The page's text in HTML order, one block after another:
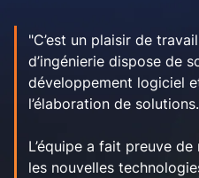
"C’est un plaisir de
d’ingénierie dispose de
développement logiciel
l’élaboration de solutions.
L’équipe a fait preuve
les nouvelles